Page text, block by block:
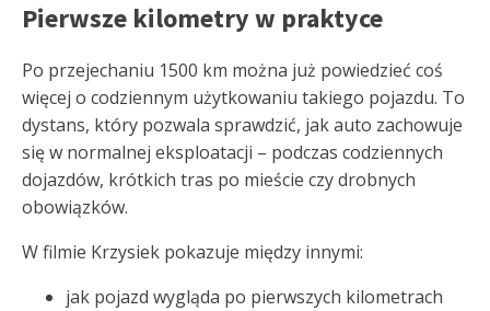
Pierwsze kilometry w praktyce
Po przejechaniu 1500 km można już powiedzieć coś
więcej o codziennym użytkowaniu takiego pojazdu. To
dystans, który pozwala sprawdzić, jak auto zachowuje
się w normalnej eksploatacji – podczas codziennych
dojazdów, krótkich tras po mieście czy drobnych
obowiązków.
W filmie Krzysiek pokazuje między innymi:
jak pojazd wygląda po pierwszych kilometrach